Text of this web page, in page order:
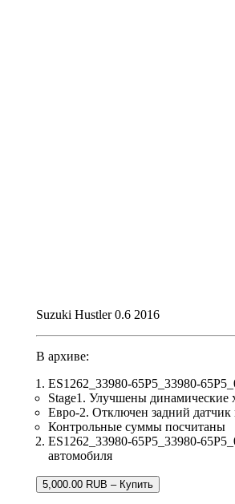
Suzuki Hustler 0.6 2016
В архиве:
ES1262_33980-65P5_33980-
Stage1. Улучшены динамические
Евро-2. Отключен задний датчик
Контрольные суммы посчитаны
ES1262_33980-65P5_33980-
автомобиля
5,000.00 RUB – Купить